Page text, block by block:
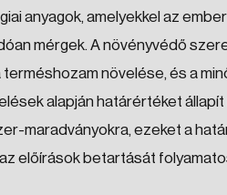
anyagok, amelyekkel az
mérgek. A növényvédő
növelése, és a
alapján határértéket állapít
maradványokra, ezeket a
előírások betartását